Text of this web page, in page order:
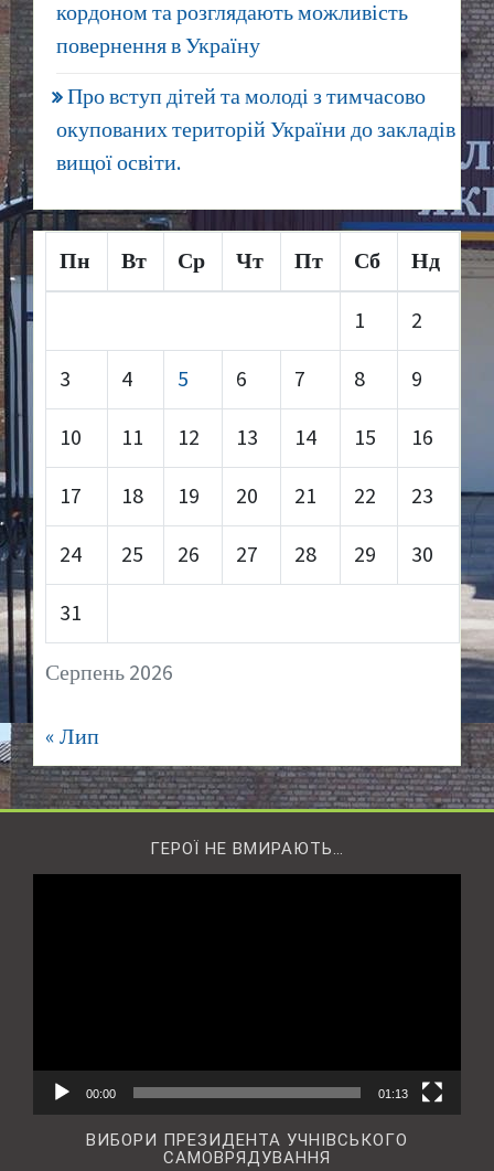
кордоном та розглядають можливість
повернення в Україну
Про вступ дітей та молоді з тимчасово
окупованих територій України до закладів
вищої освіти.
Серпень 2026
Пн Вт Ср Чт Пт Сб Нд
1 2
3 4 5 6 7 8 9
10 11 12 13 14 15 16
17 18 19 20 21 22 23
24 25 26 27 28 29 30
31
« Лип
ГЕРОЇ НЕ ВМИРАЮТЬ…
00:00 01:13
ВИБОРИ ПРЕЗИДЕНТА УЧНІВСЬКОГО
САМОВРЯДУВАННЯ